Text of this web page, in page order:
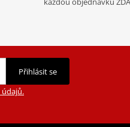
Přihlásit se
údajů.